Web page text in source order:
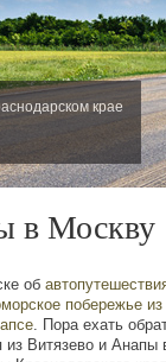
крае
в Москву
об
побережье
. Пора ехать
из Витязево и